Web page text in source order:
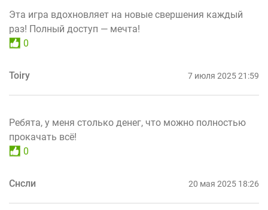
Эта игра вдохновляет на новые свершения каждый
раз! Полный доступ — мечта!
0
Toiry 7 июля 2025 21:59
Ребята, у меня столько денег, что можно полностью
прокачать всё!
0
Снсли 20 мая 2025 18:26